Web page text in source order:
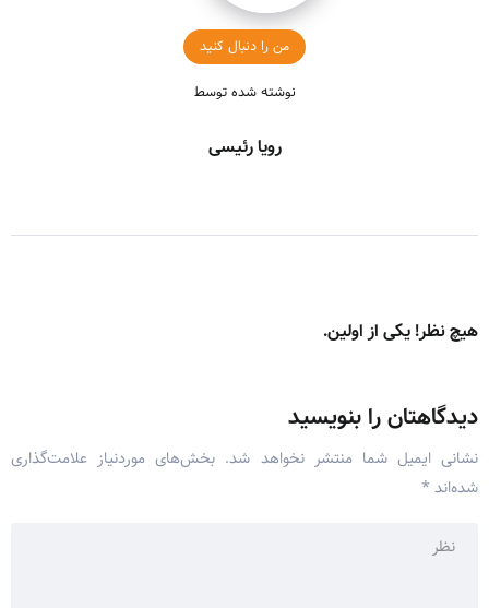
من را دنبال کنید
نوشته شده توسط
رویا رئیسی
هیچ نظر! یکی از اولین.
دیدگاهتان را بنویسید
نشانی ایمیل شما منتشر نخواهد شد. بخش‌های موردنیاز علامت‌گذاری
شده‌اند *